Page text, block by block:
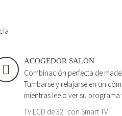
ACOGEDOR SALÓN
Combinación perfecta de
Tumbarse y relajarse en un
mientras lee o ver su
TV LCD de 32" con Smart TV.